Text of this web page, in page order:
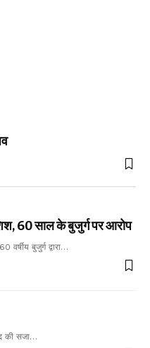
60 साल के बुजुर्ग पर आरोप
वर्षीय बुजुर्ग द्वारा…
की सजा…